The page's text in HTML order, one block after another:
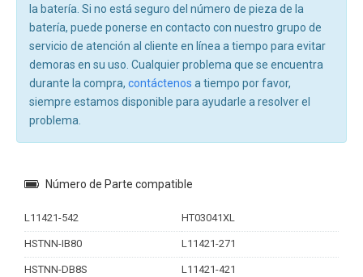
la batería. Si no está seguro del número de pieza de la
batería, puede ponerse en contacto con nuestro grupo de
servicio de atención al cliente en línea a tiempo para evitar
demoras en su uso. Cualquier problema que se encuentra
durante la compra, contáctenos a tiempo por favor,
siempre estamos disponible para ayudarle a resolver el
problema.
Número de Parte compatible
L11421-542 HT03041XL
HSTNN-IB80 L11421-271
HSTNN-DB8S L11421-421